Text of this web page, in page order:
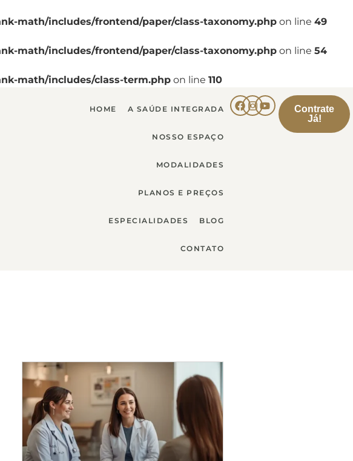
math/includes/frontend/paper/class-taxonomy.php on line 49
math/includes/frontend/paper/class-taxonomy.php on line 54
math/includes/class-term.php on line 110
HOME A SAÚDE INTEGRADA
NOSSO ESPAÇO
MODALIDADES
PLANOS E PREÇOS
ESPECIALIDADES BLOG
CONTATO
Contrate
Já!